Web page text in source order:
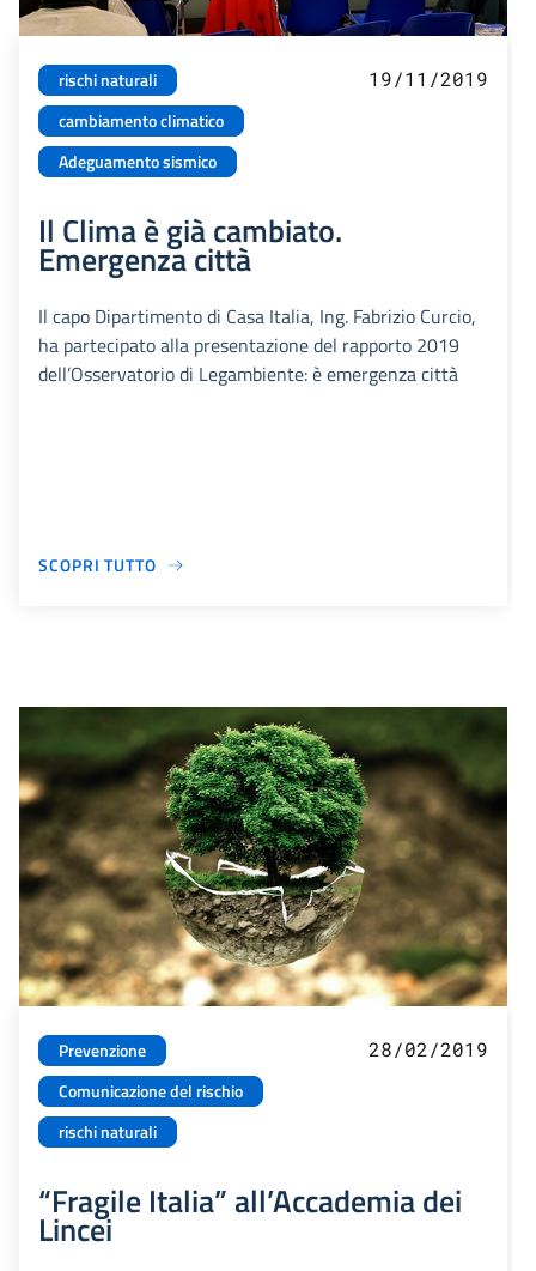
rischi naturali
cambiamento climatico
Adeguamento sismico
19/11/2019
Il Clima è già cambiato.
Emergenza città
Il capo Dipartimento di Casa Italia, Ing. Fabrizio Curcio,
ha partecipato alla presentazione del rapporto 2019
dell’Osservatorio di Legambiente: è emergenza città
SCOPRI TUTTO
Prevenzione
Comunicazione del rischio
rischi naturali
28/02/2019
“Fragile Italia” all’Accademia dei
Lincei